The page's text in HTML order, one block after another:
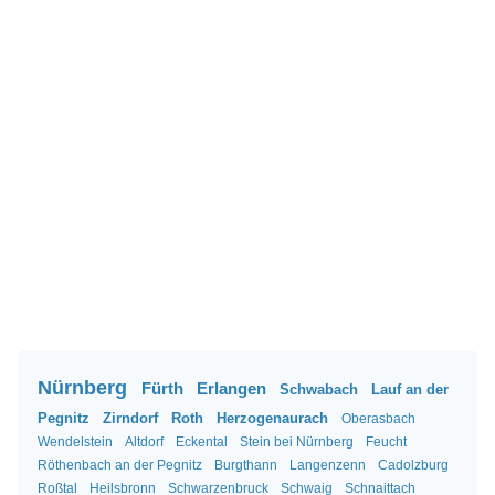
Nürnberg Fürth Erlangen Schwabach
Lauf an der
Pegnitz
Zirndorf Roth Herzogenaurach
Oberasbach
Wendelstein
Altdorf Eckental Stein bei Nürnberg
Feucht
Röthenbach an der Pegnitz
Burgthann Langenzenn
Cadolzburg
Roßtal
Heilsbronn Schwarzenbruck Schwaig Schnaittach